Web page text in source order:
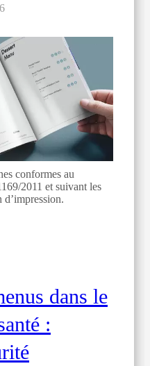
conformes au
2011 et suivant les
dans le
: